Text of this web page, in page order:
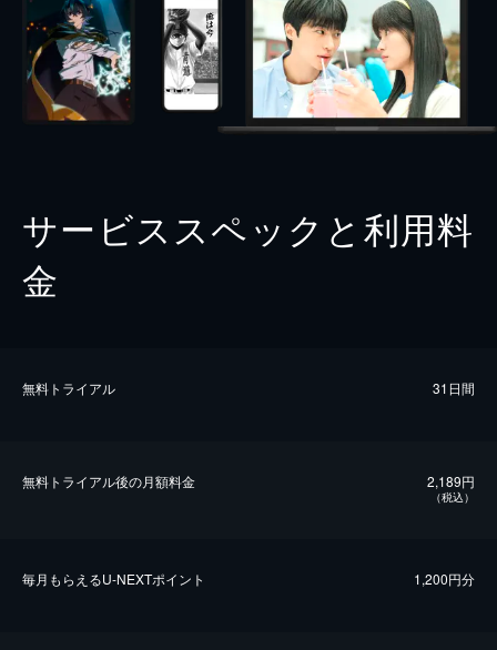
サービススペックと利用料
金
無料トライアル 31日間
無料トライアル後の⽉額料金 2,189円
（税込）
毎⽉もらえるU-NEXTポイント 1,200円分